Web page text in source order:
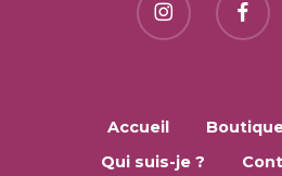
Accueil
Qui suis-je ?